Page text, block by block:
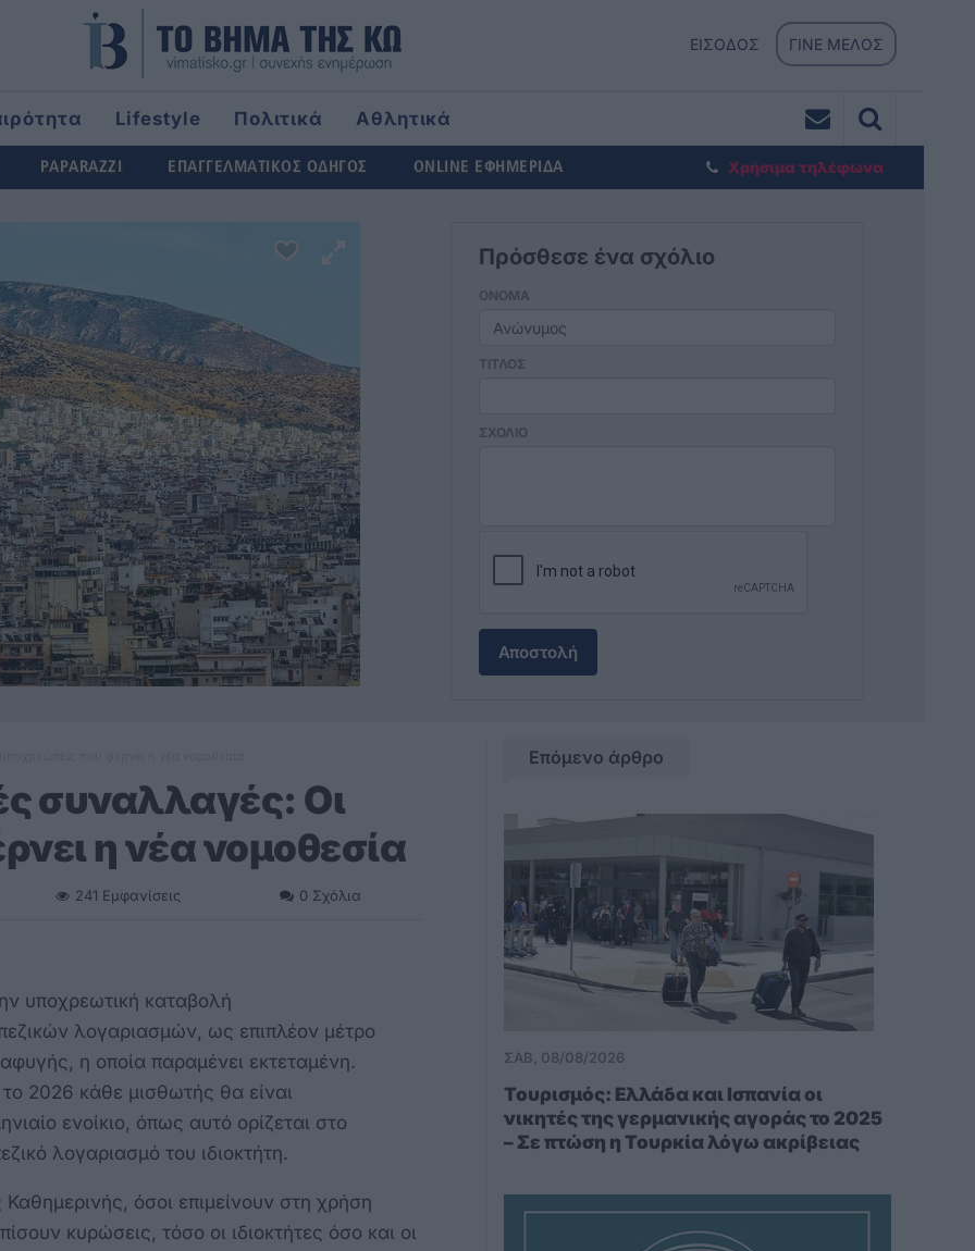
ΕΙΣΟΔΟΣ ΓΙΝΕ ΜΕΛΟΣ
Lifestyle Πολιτικά
Αθλητικά
PAPARAZZI ΕΠΑΓΓΕΛΜΑΤΙΚΟΣ ΟΔΗΓΟΣ ONLINE ΕΦΗΜΕΡΙΔΑ Χρήσιμα τηλέφωνα
Πρόσθεσε ένα σχόλιο
ΟΝΟΜΑ
ΤΙΤΛΟΣ
ΣΧΟΛΙΟ
Αποστολή
συναλλαγές: Οι
η νέα νομοθεσία
241 Εμφανίσεις 0 Σχόλια
υποχρεωτική καταβολή
λογαριασμών, ως επιπλέον μέτρο
η οποία παραμένει εκτεταμένη.
2026 κάθε μισθωτής θα είναι
ενοίκιο, όπως αυτό ορίζεται στο
λογαριασμό του ιδιοκτήτη.
όσοι επιμείνουν στη χρήση
κυρώσεις, τόσο οι ιδιοκτήτες όσο και οι
Επόμενο άρθρο
ΣΑΒ, 08/08/2026
Τουρισμός: Ελλάδα και Ισπανία οι
νικητές της γερμανικής αγοράς το 2025
– Σε πτώση η Τουρκία λόγω ακρίβειας